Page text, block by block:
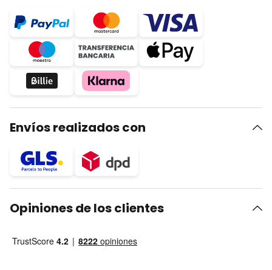
Envíos realizados con
Opiniones de los clientes